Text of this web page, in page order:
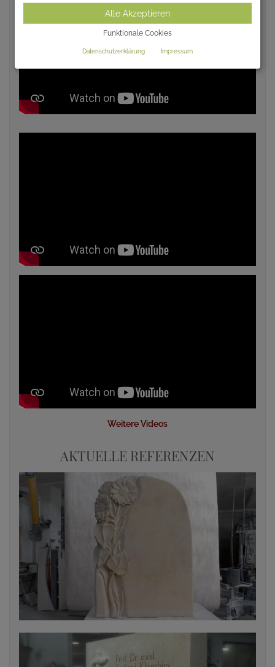
Weitere Videos
AKTUELLE REFERENZEN
Alle Akzeptieren
Funktionale Cookies
Datenschutzerklärung Impressum